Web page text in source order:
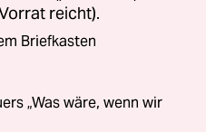
reicht).
Briefkasten
„Was wäre, wenn wir